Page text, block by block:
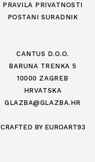
PRAVILA PRIVATNOSTI
POSTANI SURADNIK
CANTUS D.O.O.
BARUNA TRENKA 5
10000 ZAGREB
HRVATSKA
GLAZBA@GLAZBA.HR
CRAFTED BY EUROART93